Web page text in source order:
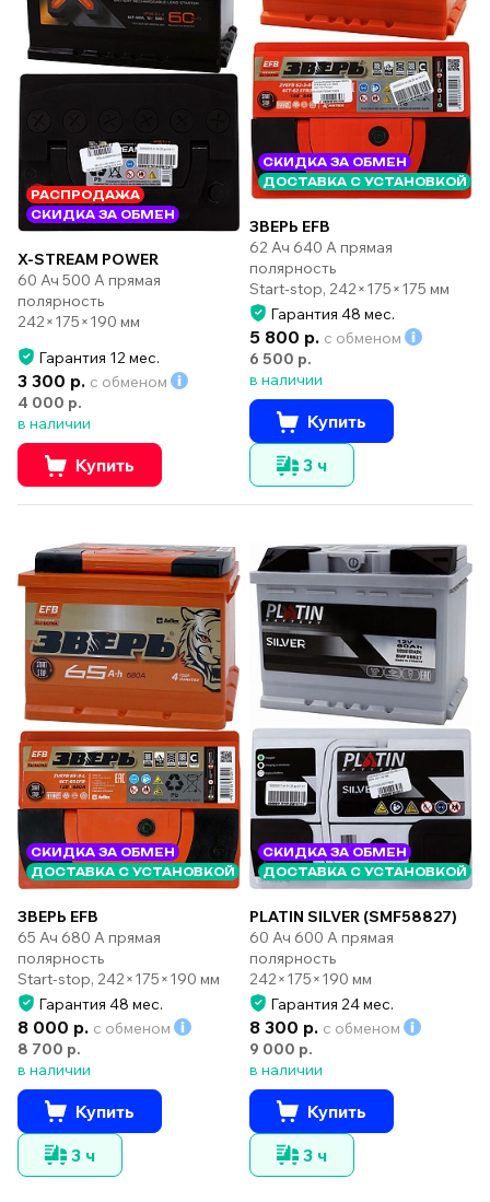
РАСПРОДАЖА
СКИДКА ЗА ОБМЕН
X-STREAM POWER
60 Ач 500 А прямая
полярность
242×175×190 мм
Гарантия 12 мес.
3 300 р. с обменом
4 000 р.
в наличии
Купить
СКИДКА ЗА ОБМЕН
ДОСТАВКА С УСТАНОВКОЙ
ЗВЕРЬ EFB
62 Ач 640 А прямая
полярность
Start-stop, 242×175×175 мм
Гарантия 48 мес.
5 800 р. с обменом
6 500 р.
в наличии
Купить
3 ч
СКИДКА ЗА ОБМЕН
ДОСТАВКА С УСТАНОВКОЙ
ЗВЕРЬ EFB
65 Ач 680 А прямая
полярность
Start-stop, 242×175×190 мм
Гарантия 48 мес.
8 000 р. с обменом
8 700 р.
в наличии
Купить
3 ч
СКИДКА ЗА ОБМЕН
ДОСТАВКА С УСТАНОВКОЙ
PLATIN SILVER (SMF58827)
60 Ач 600 А прямая
полярность
242×175×190 мм
Гарантия 24 мес.
8 300 р. с обменом
9 000 р.
в наличии
Купить
3 ч